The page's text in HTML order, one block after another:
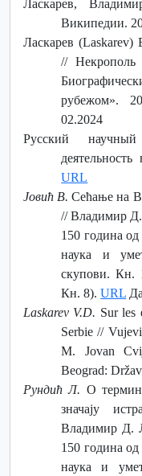
Ласкарев,
Википедии.
Ласкарев
// Некрополь
рубежом».
02.2024
Русский
URL
Јовић В. Сећање на
// Владимир
150 година од
наука и
скупови. Кн.
Кн. 8).URL
Laskarev V.D. Sur les
Serbie //
M. Jovan
Beograd:
Рундић Л. О
значају
Владимир Д.
150 година од
наука и